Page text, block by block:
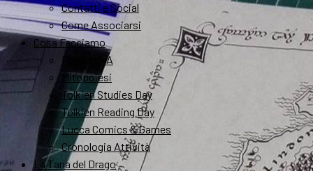
Contatti e Social
Come Associarsi
Cosa Facciamo
FantastikA
Mitopoiesi
Tolkien Studies Day
Tolkien Reading Day
Lucca Comics & Games
Cronologia Attività
La Tana del Drago